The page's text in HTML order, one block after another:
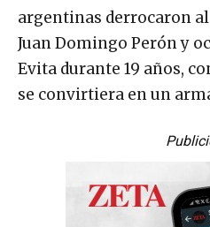
argentinas derrocaron
Juan Domingo Perón y
Evita durante 19 años,
se convirtiera en un